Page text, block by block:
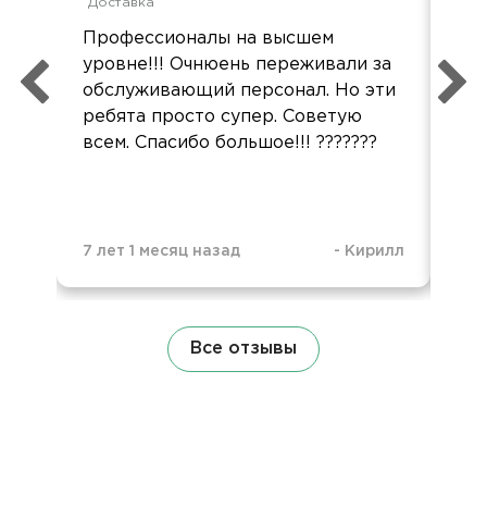
Доставка
Профессионалы на высшем
уровне!!! Очнюень переживали за
обслуживающий персонал. Но эти
ребята просто супер. Советую
всем. Спасибо большое!!! ???????
7 лет 1 месяц назад - Кирилл
Все отзывы